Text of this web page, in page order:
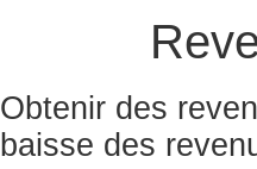
Obtenir des
baisse des